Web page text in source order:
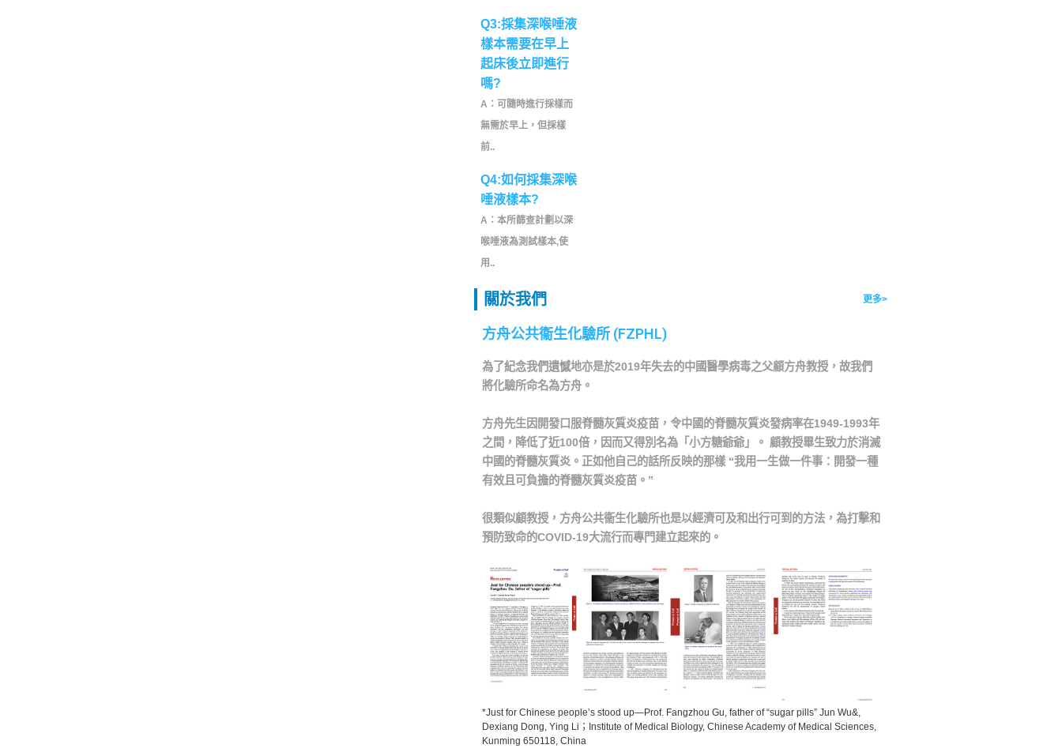
Q3:採集深喉唾液
樣本需要在早上
起床後立即進行
嗎?
A：可隨時進行採樣而
無需於早上，但採樣
前..
Q4:如何採集深喉
唾液樣本?
A：本所篩查計劃以深
喉唾液為測試樣本,使
用..
關於我們 更多>
方舟公共衞生化驗所 (FZPHL)
為了紀念我們遺憾地亦是於2019年失去的中國醫學病毒之父顧方舟教授，故我們
將化驗所命名為方舟。
方舟先生因開發口服脊髓灰質炎疫苗，令中國的脊髓灰質炎發病率在1949-1993年
之間，降低了近100倍，因而又得別名為「小方糖爺爺」。 顧教授畢生致力於消滅
中國的脊髓灰質炎。正如他自己的話所反映的那樣 “我用一生做一件事：開發一種
有效且可負擔的脊髓灰質炎疫苗。”
很類似顧教授，方舟公共衞生化驗所也是以經濟可及和出行可到的方法，為打擊和
預防致命的COVID-19大流行而專門建立起來的。
*Just for Chinese people’s stood up—Prof. Fangzhou Gu, father of “sugar pills” Jun Wu&,
Dexiang Dong, Ying Li；Institute of Medical Biology, Chinese Academy of Medical Sciences,
Kunming 650118, China